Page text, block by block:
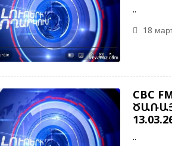
..
18
CBC
..